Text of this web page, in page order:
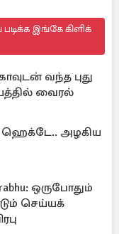
இங்கே கிளிக்
வந்த புது
வைரல்
ஹெக்டே.. அழகிய
ஒருபோதும்
செய்யக்